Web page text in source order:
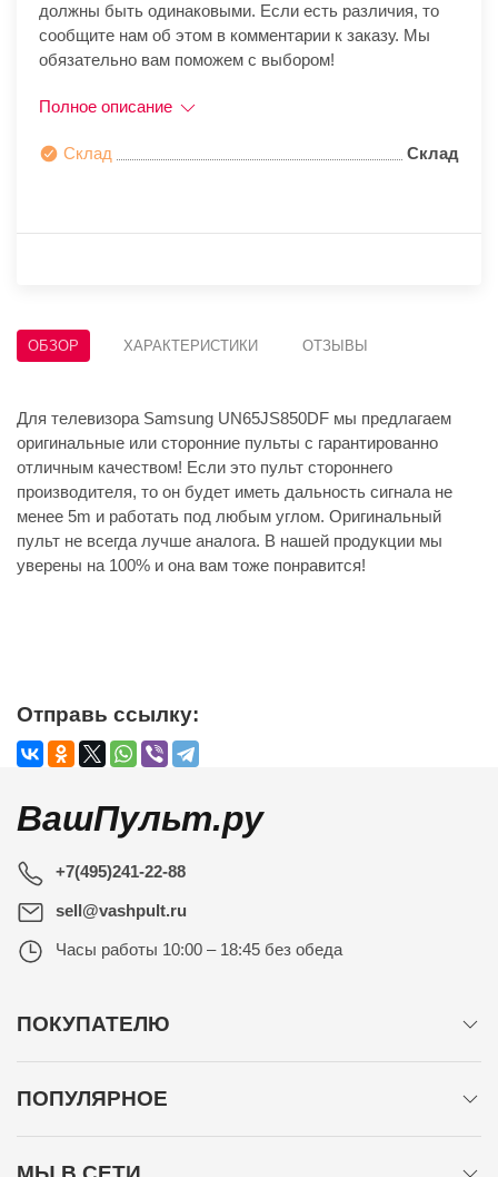
должны быть одинаковыми. Если есть различия, то
сообщите нам об этом в комментарии к заказу. Мы
обязательно вам поможем с выбором!
Полное описание
Склад Склад
ОБЗОР ХАРАКТЕРИСТИКИ ОТЗЫВЫ
Для телевизора Samsung UN65JS850DF мы предлагаем
оригинальные или сторонние пульты с гарантированно
отличным качеством! Если это пульт стороннего
производителя, то он будет иметь дальность сигнала не
менее 5m и работать под любым углом. Оригинальный
пульт не всегда лучше аналога. В нашей продукции мы
уверены на 100% и она вам тоже понравится!
Отправь ссылку:
ВашПульт.ру
+7(495)241-22-88
sell@vashpult.ru
Часы работы 10:00 – 18:45 без обеда
ПОКУПАТЕЛЮ
ПОПУЛЯРНОЕ